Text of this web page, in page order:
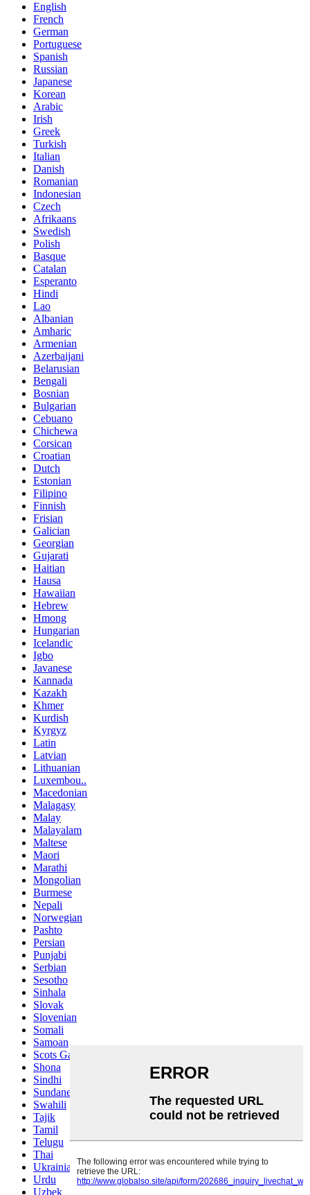
English
French
German
Portuguese
Spanish
Russian
Japanese
Korean
Arabic
Irish
Greek
Turkish
Italian
Danish
Romanian
Indonesian
Czech
Afrikaans
Swedish
Polish
Basque
Catalan
Esperanto
Hindi
Lao
Albanian
Amharic
Armenian
Azerbaijani
Belarusian
Bengali
Bosnian
Bulgarian
Cebuano
Chichewa
Corsican
Croatian
Dutch
Estonian
Filipino
Finnish
Frisian
Galician
Georgian
Gujarati
Haitian
Hausa
Hawaiian
Hebrew
Hmong
Hungarian
Icelandic
Igbo
Javanese
Kannada
Kazakh
Khmer
Kurdish
Kyrgyz
Latin
Latvian
Lithuanian
Luxembou..
Macedonian
Malagasy
Malay
Malayalam
Maltese
Maori
Marathi
Mongolian
Burmese
Nepali
Norwegian
Pashto
Persian
Punjabi
Serbian
Sesotho
Sinhala
Slovak
Slovenian
Somali
Samoan
Scots Gaelic
Shona
Sindhi
Sundanese
Swahili
Tajik
Tamil
Telugu
Thai
Ukrainian
Urdu
Uzbek